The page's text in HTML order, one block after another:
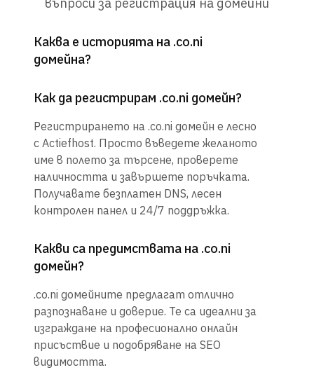
въпроси за регистрация на домейни
Каква е историята на .co.ni
домейна?
Как да регистрирам .co.ni домейн?
Регистрирането на .co.ni домейн е лесно
с Actiefhost. Просто въведете желаното
име в полето за търсене, проверете
наличността и завършете поръчката.
Получавате безплатен DNS, лесен
контролен панел и 24/7 поддръжка.
Какви са предимствата на .co.ni
домейн?
.co.ni домейните предлагат отлично
разпознаване и доверие. Те са идеални за
изграждане на професионално онлайн
присъствие и подобряване на SEO
видимостта.